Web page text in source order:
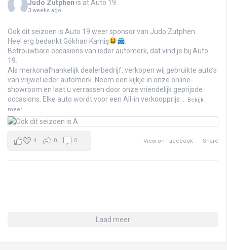
Judo Zutphen is at Auto 19.
3 weeks ago
Ook dit seizoen is Auto 19 weer sponsor van Judo Zutphen.
Heel erg bedankt Gökhan Kamiş
Betrouwbare occasions van ieder automerk, dat vind je bij Auto
19.
Als merkonafhankelijk dealerbedrijf, verkopen wij gebruikte auto’s
van vrijwel ieder automerk. Neem een kijkje in onze online-
showroom en laat u verrassen door onze vriendelijk geprijsde
occasions. Elke auto wordt voor een All-in verkoopprijs
Bekijk
meer
View on Facebook · Share
4 0 0
Laad meer